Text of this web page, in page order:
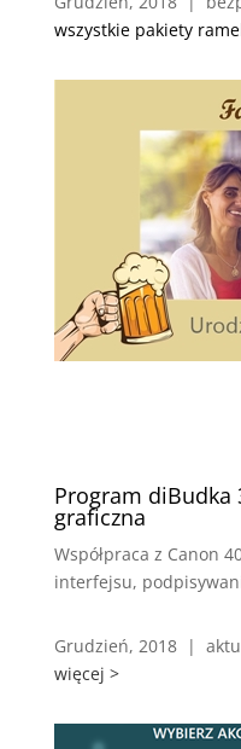
wszystkie pakiety
Program diBudka
graficzna
Współpraca z Canon
interfejsu,
Grudzień, 2018 |
więcej >